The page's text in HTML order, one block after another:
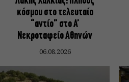
κόσμου στο τελευταίο
“αντίο” στο Α’
Νεκροταφείο Αθηνών
06.08.2026